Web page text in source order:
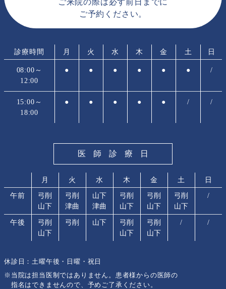
ご予約ください。
診療時間 月 火 水 木 金 土 日
08:00～
12:00
● ● ● ● ● ● /
15:00～
18:00
● ● ● ● ● / /
医師診療日
月 火 水 木 金 土 日
午前
弓削
山下
弓削
津曲
山下
津曲
弓削
山下
弓削
山下
弓削
山下
/
午後
弓削
山下
弓削 山下
弓削
山下
弓削
山下
/ /
休診日：土曜午後・日曜・祝日
※当院は担当医制ではありません。患者様からの医師の
指名はできませんので、予めご了承ください。